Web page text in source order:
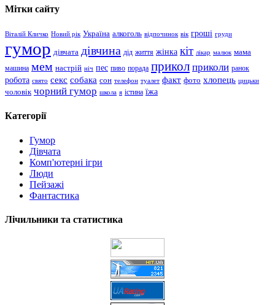
Мітки сайту
Віталій Кличко Новий рік Україна алкоголь відпочинок вік гроші груди
гумор дівчата дівчина дід життя жінка кіт лікар малюк мама
машина мем настрій ніч пес пиво порада прикол приколи ранок
робота свято секс собака сон телефон туалет факт фото хлопець цицьки
чоловік чорний гумор школа я істина їжа
Категорії
Гумор
Дівчата
Комп'ютерні ігри
Люди
Пейзажі
Фантастика
Лічильники та статистика